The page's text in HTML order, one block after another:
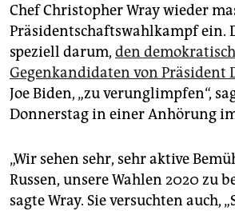
fragen & hilfe
unterstützen
abo
genossenschaft
Chef Christopher Wray wieder
Präsidentschaftswahlkampf ein.
speziell darum, den
Gegenkandidaten von Präsident
Joe Biden, „zu verunglimpfen“,
Donnerstag in einer Anhörung im
„Wir sehen sehr, sehr aktive
Russen, unsere Wahlen 2020 zu
sagte Wray. Sie versuchten auch,